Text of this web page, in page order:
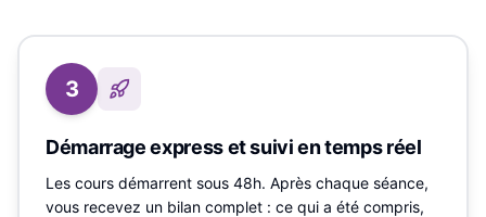
3
Démarrage express et suivi en temps réel
Les cours démarrent sous 48h. Après chaque séance,
vous recevez un bilan complet : ce qui a été compris,